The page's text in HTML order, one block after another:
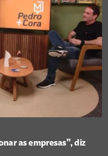
as empresas”, diz